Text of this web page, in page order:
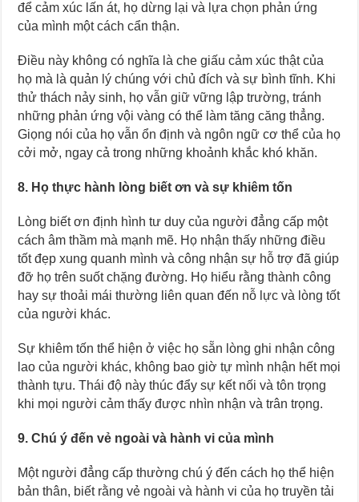
để cảm xúc lấn át, họ dừng lại và lựa chọn phản ứng
của mình một cách cẩn thận.
Điều này không có nghĩa là che giấu cảm xúc thật của
họ mà là quản lý chúng với chủ đích và sự bình tĩnh. Khi
thử thách nảy sinh, họ vẫn giữ vững lập trường, tránh
những phản ứng vội vàng có thể làm tăng căng thẳng.
Giọng nói của họ vẫn ổn định và ngôn ngữ cơ thể của họ
cởi mở, ngay cả trong những khoảnh khắc khó khăn.
8. Họ thực hành lòng biết ơn và sự khiêm tốn
Lòng biết ơn định hình tư duy của người đẳng cấp một
cách âm thầm mà mạnh mẽ. Họ nhận thấy những điều
tốt đẹp xung quanh mình và công nhận sự hỗ trợ đã giúp
đỡ họ trên suốt chặng đường. Họ hiểu rằng thành công
hay sự thoải mái thường liên quan đến nỗ lực và lòng tốt
của người khác.
Sự khiêm tốn thể hiện ở việc họ sẵn lòng ghi nhận công
lao của người khác, không bao giờ tự mình nhận hết mọi
thành tựu. Thái độ này thúc đẩy sự kết nối và tôn trọng
khi mọi người cảm thấy được nhìn nhận và trân trọng.
9. Chú ý đến vẻ ngoài và hành vi của mình
Một người đẳng cấp thường chú ý đến cách họ thể hiện
bản thân, biết rằng vẻ ngoài và hành vi của họ truyền tải